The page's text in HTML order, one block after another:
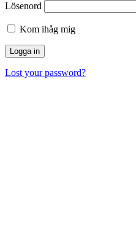
Lösenord
Kom ihåg mig
Lost your password?